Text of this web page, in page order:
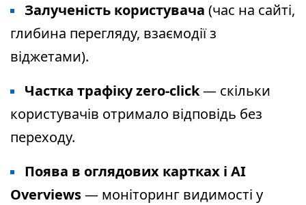
Залученість користувача (час на сайті,
глибина перегляду, взаємодії з
віджетами).
Частка трафіку zero-click— скільки
користувачів отримало відповідь без
переходу.
Поява в оглядових картках і AI
Overviews— моніторинг видимості у